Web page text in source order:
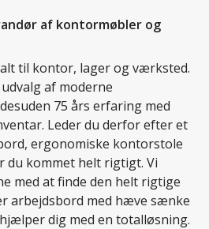
af kontormøbler og
til kontor, lager og værksted.
af moderne
75 års erfaring med
Leder du derfor efter et
ergonomiske kontorstole
du kommet helt rigtigt. Vi
med at finde den helt rigtige
arbejdsbord med hæve sænke
dig med en totalløsning.